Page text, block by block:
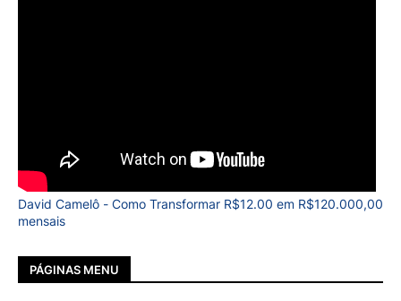
David Camelô - Como Transformar R$12.00 em R$120.000,00
mensais
PÁGINAS MENU